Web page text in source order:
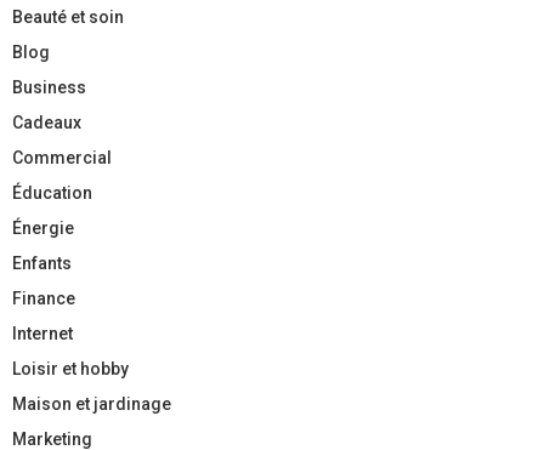
Beauté et soin
Blog
Business
Cadeaux
Commercial
Éducation
Énergie
Enfants
Finance
Internet
Loisir et hobby
Maison et jardinage
Marketing